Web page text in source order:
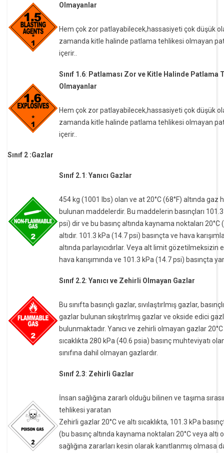
Olmayanlar
Hem çok zor patlayabilecek,hassasiyeti çok düşük
zamanda kitle halinde patlama tehlikesi olmayan
içerir..
Sınıf 1.6: Patlaması Zor ve Kitle Halinde Patlama
Olmayanlar
Hem çok zor patlayabilecek,hassasiyeti çok düşük
zamanda kitle halinde patlama tehlikesi olmayan
içerir..
Sınıf 2 :Gazlar
Sınıf 2.1 : Yanıcı Gazlar
454 kg (1001 lbs) olan ve at 20°C (68°F) altında gaz
bulunan maddelerdir. Bu maddelerin basınçları
psi) dir ve bu basınç altında kaynama noktaları 20°C
altıdır. 101.3 kPa (14.7 psi) basınçta ve hava
altında parlayıcıdırlar. Veya alt limit gözetilmeksizin
hava karışımında ve 101.3 kPa (14.7 psi) basınçta
Sınıf 2.2: Yanıcı ve Zehirli Olmayan Gazlar
Bu sınıfta basınçlı gazlar, sıvılaştırlmış gazlar,
gazlar bulunan sıkıştırlmış gazlar ve okside edici
bulunmaktadır. Yanıcı ve zehirli olmayan gazlar 20°C
sıcaklıkta 280 kPa (40.6 psia) basınç muhteviyatı
sınıfına dahil olmayan gazlardır.
Sınıf 2.3: Zehirli Gazlar
İnsan sağlığına zararlı olduğu bilinen ve taşıma
tehlikesi yaratan
Zehirli gazlar 20°C ve altı sıcaklıkta, 101.3 kPa
(bu basınç altında kaynama noktaları 20°C veya altı
sağlığına zararları kesin olarak kanıtlanmış olmasa